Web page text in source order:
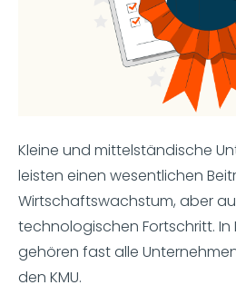
Kleine und mittelständische
leisten einen wesentlichen
Wirtschaftswachstum, aber
technologischen Fortschritt.
gehören fast alle
den KMU.